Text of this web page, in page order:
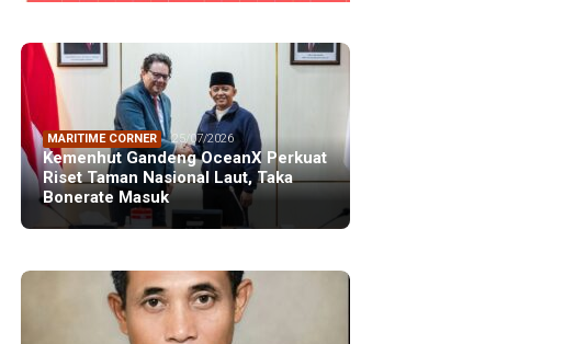
MARITIME CORNER 25/07/2026
Kemenhut Gandeng OceanX Perkuat
Riset Taman Nasional Laut, Taka
Bonerate Masuk